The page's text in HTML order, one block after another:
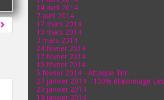
14 avril 2014
7 avril 2014
17 mars 2014
10 mars 2014
3 mars 2014
24 février 2014
17 février 2014
10 février 2014
5 février 2014 - Attaque Tim
27 janvier 2014 - 100% étalonnage
20 janvier 2014
13 janvier 2014